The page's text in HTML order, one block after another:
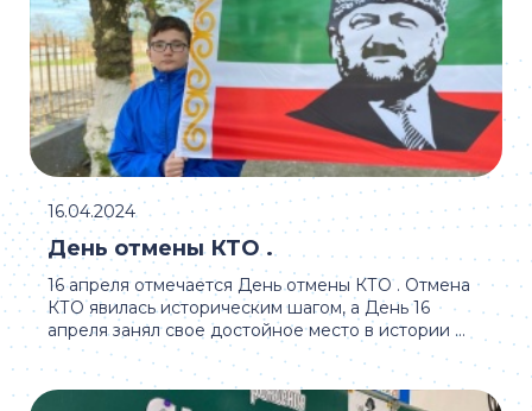
16 апреля отмечается День отмены КТО . Отмена
КТО явилась историческим шагом, а День 16
апреля занял свое достойное место в истории ...
День отмены КТО .
16.04.2024